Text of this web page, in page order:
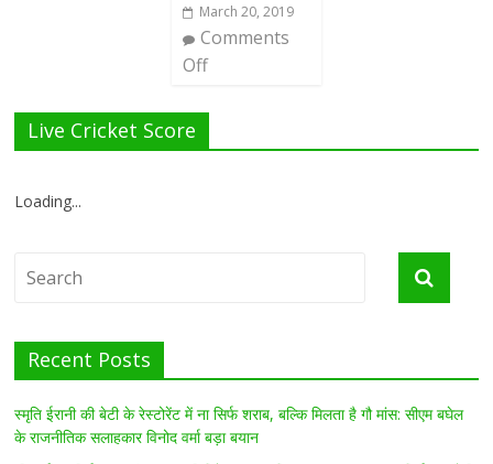
March 20, 2019
Comments
Off
Live Cricket Score
Loading...
Recent Posts
स्मृति ईरानी की बेटी के रेस्टोरेंट में ना सिर्फ शराब, बल्कि मिलता है गौ मांस: सीएम बघेल
के राजनीतिक सलाहकार विनोद वर्मा बड़ा बयान